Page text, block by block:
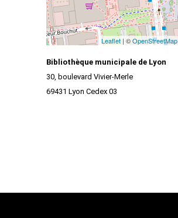
Leaflet | ©OpenStreetMap
Bibliothèque municipale de Lyon
30, boulevard Vivier-Merle
69431 Lyon Cedex 03